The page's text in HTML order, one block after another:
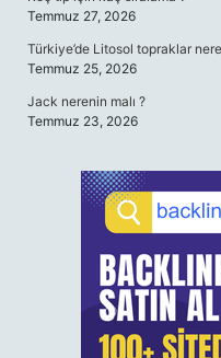
Temmuz 27, 2026
Türkiye’de Litosol topraklar
Temmuz 25, 2026
Jack nerenin malı ?
Temmuz 23, 2026